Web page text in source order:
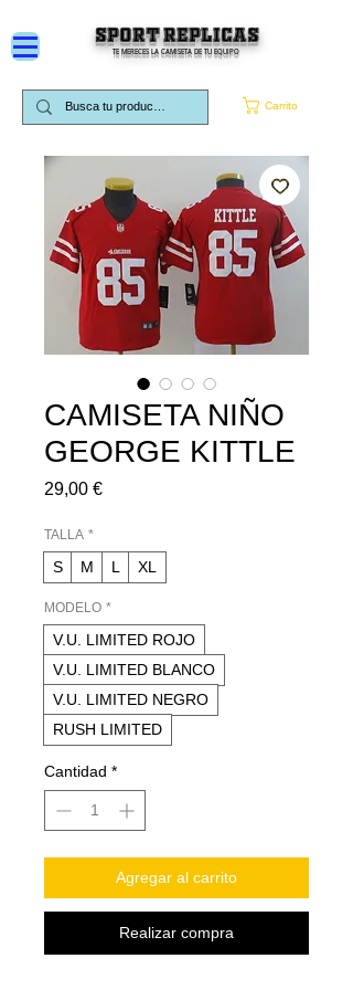
Carrito
SPORT REPLICAS
TE MERECES LA CAMISETA DE TU EQUIPO
CAMISETA NIÑO
GEORGE KITTLE
29,00 €Precio
TALLA *
S M L XL
MODELO *
V.U. LIMITED ROJO
V.U. LIMITED BLANCO
V.U. LIMITED NEGRO
RUSH LIMITED
Cantidad *
Agregar al carrito
Realizar compra